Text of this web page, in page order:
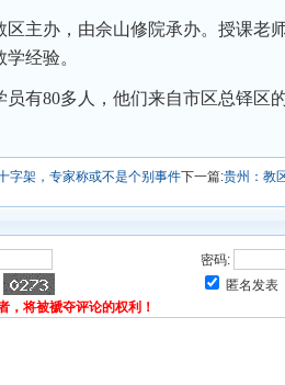
区主办，由佘山修院承办。授课老
经验。
员有80多人，他们来自市区总铎区
字架，专家称或不是个别事件下一篇:贵州：教
密码:
匿名发表
，将被褫夺评论的权利！